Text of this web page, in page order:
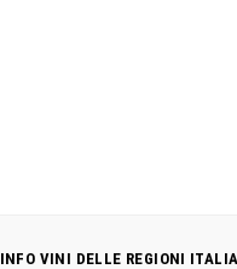
INFO VINI DELLE REGIONI